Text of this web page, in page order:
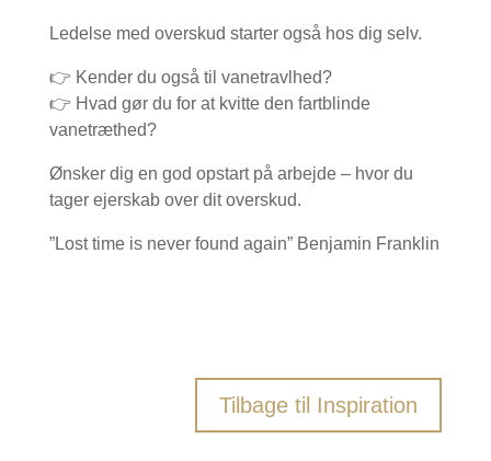
Ledelse med overskud starter også hos dig selv.
👉 Kender du også til vanetravlhed?
👉 Hvad gør du for at kvitte den fartblinde
vanetræthed?
Ønsker dig en god opstart på arbejde – hvor du
tager ejerskab over dit overskud.
”Lost time is never found again” Benjamin Franklin
Tilbage til Inspiration